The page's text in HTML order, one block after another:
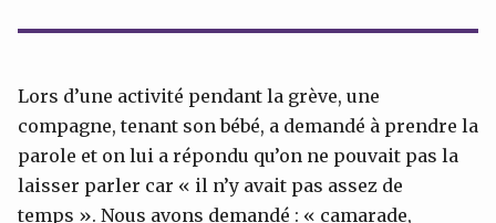
Lors d’une activité pendant la grève, une
compagne, tenant son bébé, a demandé à prendre la
parole et on lui a répondu qu’on ne pouvait pas la
laisser parler car « il n’y avait pas assez de
temps ». Nous avons demandé : « camarade,